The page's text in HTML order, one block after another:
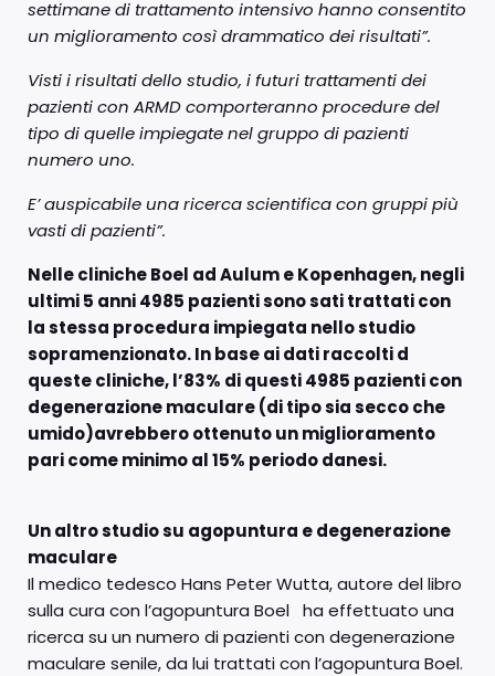
settimane di trattamento intensivo hanno consentito
un miglioramento così drammatico dei risultati”.
Visti i risultati dello studio, i futuri trattamenti dei
pazienti con ARMD comporteranno procedure del
tipo di quelle impiegate nel gruppo di pazienti
numero uno.
E’ auspicabile una ricerca scientifica con gruppi più
vasti di pazienti”.
Nelle cliniche Boel ad Aulum e Kopenhagen, negli
ultimi 5 anni 4985 pazienti sono sati trattati con
la stessa procedura impiegata nello studio
sopramenzionato. In base ai dati raccolti d
queste cliniche, l’83% di questi 4985 pazienti con
degenerazione maculare (di tipo sia secco che
umido)avrebbero ottenuto un miglioramento
pari come minimo al 15% periodo danesi.
Un altro studio su agopuntura e degenerazione
maculare
Il medico tedesco Hans Peter Wutta, autore del libro
sulla cura con l’agopuntura Boel ha effettuato una
ricerca su un numero di pazienti con degenerazione
maculare senile, da lui trattati con l’agopuntura Boel.